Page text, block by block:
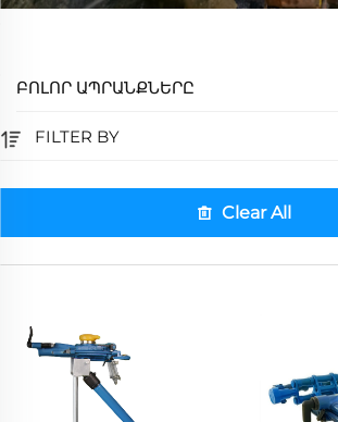
ԲՈԼՈՐ ԱՊՐԱՆՔՆԵՐԸ
FILTER BY
Clear All